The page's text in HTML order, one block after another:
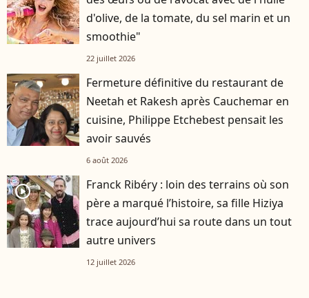
d'olive, de la tomate, du sel marin et un
smoothie"
22 juillet 2026
Fermeture définitive du restaurant de
Neetah et Rakesh après Cauchemar en
cuisine, Philippe Etchebest pensait les
avoir sauvés
6 août 2026
player2
Franck Ribéry : loin des terrains où son
père a marqué l’histoire, sa fille Hiziya
trace aujourd’hui sa route dans un tout
autre univers
12 juillet 2026